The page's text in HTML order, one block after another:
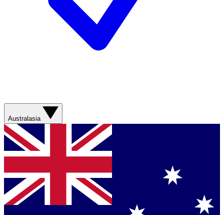
Australasia